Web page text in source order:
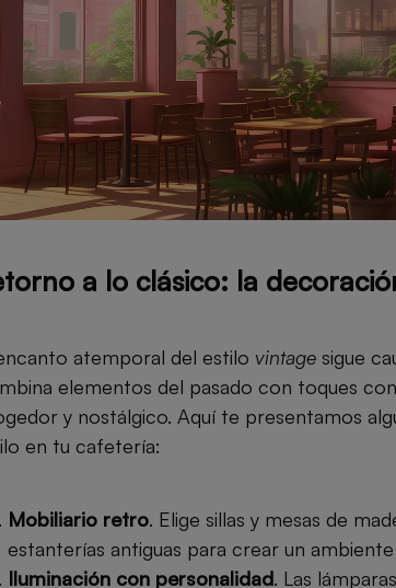
a lo clásico: la
atemporal del estilo vintage sigue
elementos del pasado con toques
y nostálgico. Aquí te presentamos
en tu cafetería:
Mobiliario retro. Elige sillas y mesas de
estanterías antiguas para crear un
Iluminación con personalidad. Las